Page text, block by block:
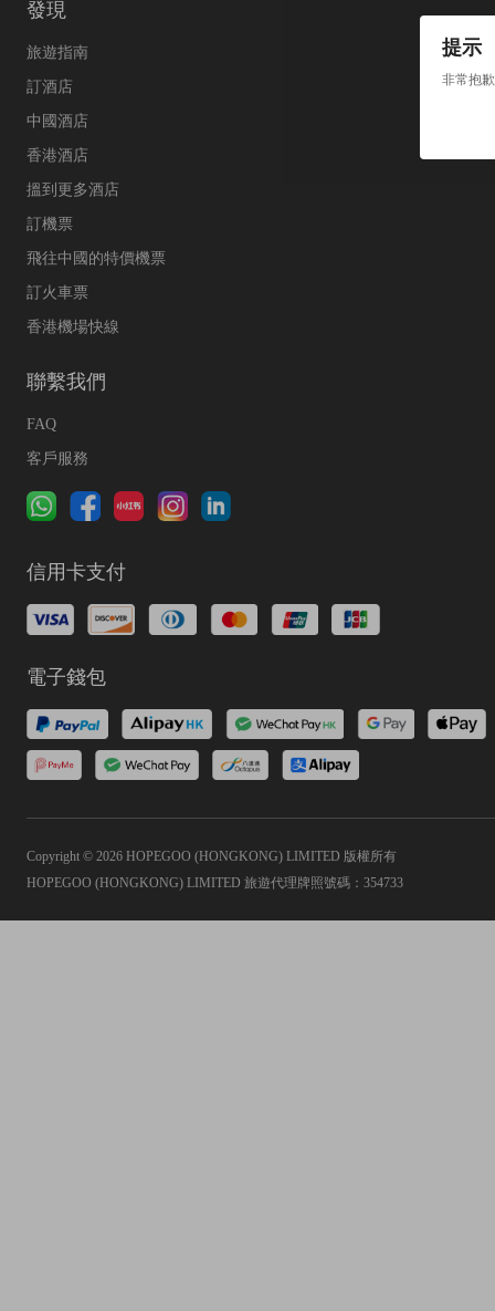
提示
非常抱
發現
旅遊指南
訂酒店
中國酒店
香港酒店
搵到更多酒店
訂機票
飛往中國的特價機票
訂火車票
香港機場快線
聯繫我們
FAQ
客戶服務
信用卡支付
電子錢包
Copyright © 2026 HOPEGOO (HONGKONG) LIMITED 版權所有
HOPEGOO (HONGKONG) LIMITED 旅遊代理牌照號碼：354733